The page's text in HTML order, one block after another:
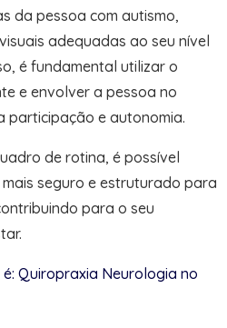
da pessoa com autismo,
adequadas ao seu nível
é fundamental utilizar o
e envolver a pessoa no
participação e autonomia.
de rotina, é possível
seguro e estruturado para
para o seu
é: Quiropraxia Neurologia no